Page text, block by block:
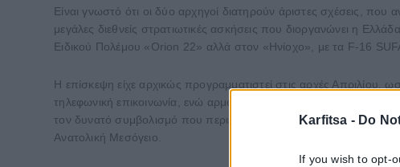
Karfitsa - Do
If you wish to opt-
Είναι γνωστό ότι οι δύο αρχηγοί διατηρούν άριστες σχέσεις, που
μεγάλες διεθνείς στρατιωτικές ασκήσεις που διοργανώνει η
Ειδικού Πολέμου «Orion 22» αλλά στον «Ηνίοχο», με τα F-16
Η επίσκεψη είχε αρχικώς προγραμματιστεί στις αρχές Απριλίου,
τηλεφωνική επικοινωνία, ενώ αρμόδιες στρατιωτικές πηγές
τον δυνατό συμβολισμό που περιέχει, στέλνει και ένα ξεκάθαρο
Ανατολική Μεσόγειο.